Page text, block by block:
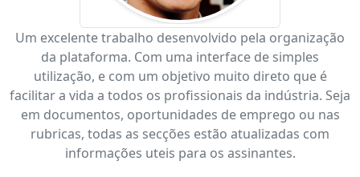
Um excelente trabalho desenvolvido pela organização
da plataforma. Com uma interface de simples
utilização, e com um objetivo muito direto que é
facilitar a vida a todos os profissionais da indústria. Seja
em documentos, oportunidades de emprego ou nas
rubricas, todas as secções estão atualizadas com
informações uteis para os assinantes.